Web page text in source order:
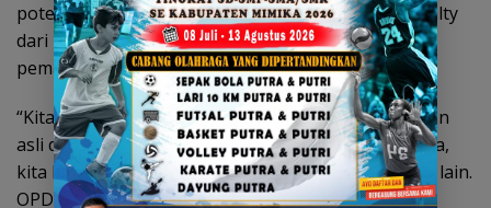
potensi-potnesi pajak dan retirbusi selain dari royalty
dari PT Freeport Indonesia menjadi satu-satunya
pemasukan terbesar dari sector pertambangan.
“Kita perlu memikirkan dan menggenjot pendapatan
asli daerah diluar royalty dari PT Freeport Indonesia,
kita harus genjot potensi-potensi pajak dari sector lain.
OPD bisa genjot juga dari pajak lainnya, termasuk